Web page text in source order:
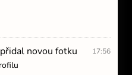
přidal novou fotku 17:56